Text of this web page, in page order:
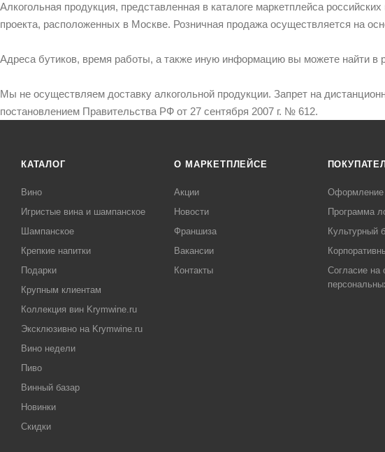
Алкогольная продукция, представленная в каталоге маркетплейса российских
проекта, расположенных в Москве. Розничная продажа осуществляется на
Адреса бутиков, время работы, а также иную информацию вы можете найти в
Мы не осуществляем доставку алкогольной продукции. Запрет на
постановлением Правительства РФ от 27 сентября 2007 г. № 612.
КАТАЛОГ
Вино
Игристые вина и шампанское
Шампанское
Крепкие напитки
Подарки
Крупным клиентам
Коллекция вин Krymwine.ru
Эксклюзивно на Krymwine.ru
Вино недели
Пиво
Винный базар
Новинки
Скидки
О МАРКЕТПЛЕЙСЕ
Акции
Новости
Франшиза
Вакансии
Контакты
Оформление
Программа
Культурный
Согласие на